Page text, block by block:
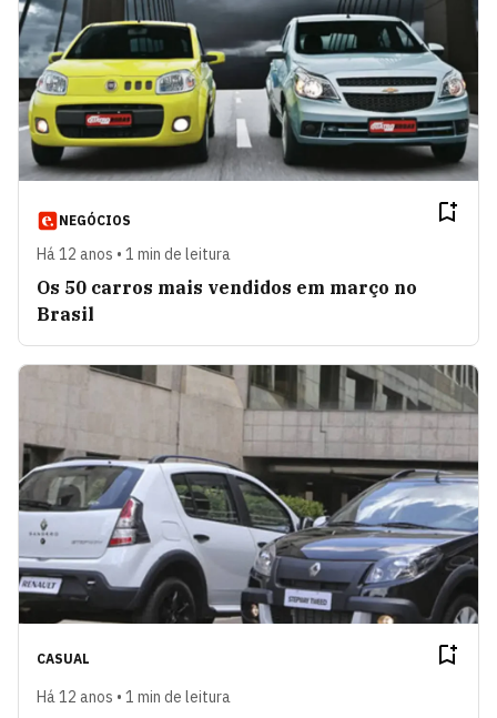
NEGÓCIOS
Há 12 anos • 1 min de leitura
Os 50 carros mais vendidos em março no
Brasil
CASUAL
Há 12 anos • 1 min de leitura